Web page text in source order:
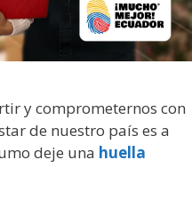
y comprometernos con
de nuestro país es a
deje una huella